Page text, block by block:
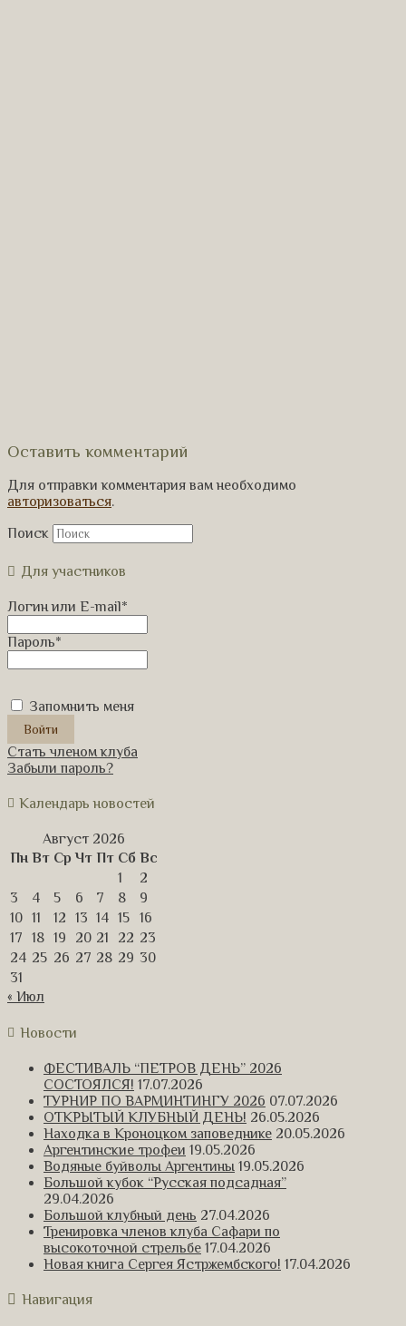
Оставить комментарий
Для отправки комментария вам необходимо
авторизоваться.
Поиск
Для участников
Логин или E-mail*
Пароль*
Запомнить меня
Стать членом клуба
Забыли пароль?
Календарь новостей
Август 2026
Пн Вт Ср Чт Пт Сб Вс
1
2
3
4 5 6 7 8
9
10 11 12 13 14 15
16
17
18 19 20 21 22 23
24 25 26 27 28 29 30
31
« Июл
Новости
ФЕСТИВАЛЬ “ПЕТРОВ ДЕНЬ” 2026
СОСТОЯЛСЯ! 17.07.2026
ТУРНИР ПО ВАРМИНТИНГУ 2026 07.07.2026
ОТКРЫТЫЙ КЛУБНЫЙ ДЕНЬ! 26.05.2026
Находка в Кроноцком заповеднике 20.05.2026
Аргентинские трофеи 19.05.2026
Водяные буйволы Аргентины 19.05.2026
Большой кубок “Русская подсадная”
29.04.2026
Большой клубный день 27.04.2026
Тренировка членов клуба Сафари по
высокоточной стрельбе 17.04.2026
Новая книга Сергея Ястржембского! 17.04.2026
Навигация